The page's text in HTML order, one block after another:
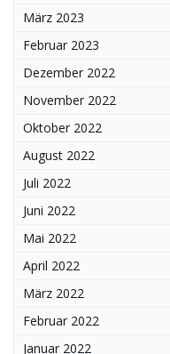
März 2023
Februar 2023
Dezember 2022
November 2022
Oktober 2022
August 2022
Juli 2022
Juni 2022
Mai 2022
April 2022
März 2022
Februar 2022
Januar 2022